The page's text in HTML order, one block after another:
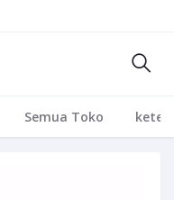
Semua Toko